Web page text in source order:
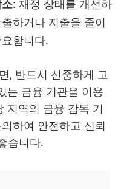
: 재정 상태를 개선하
하거나 지출을 줄이
합니다.
, 반드시 신중하게 고
는 금융 기관을 이용
지역의 금융 감독 기
하여 안전하고 신뢰
습니다.